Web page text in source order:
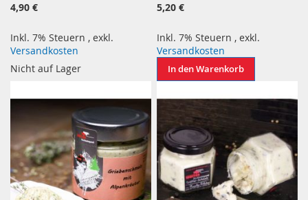
4,90 €
Inkl. 7% Steuern , exkl.
Versandkosten
Nicht auf Lager
5,20 €
Inkl. 7% Steuern ,exkl.
Versandkosten
In den Warenkorb